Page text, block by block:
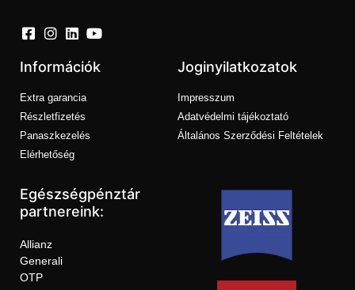
Információk
Extra garancia
Részletfizetés
Panaszkezelés
Elérhetőség
Joginyilatkozatok
Impresszum
Adatvédelmi tájékoztató
Általános Szerződési Feltételek
Egészségpénztár
partnereink:
Allianz
Generali
OTP